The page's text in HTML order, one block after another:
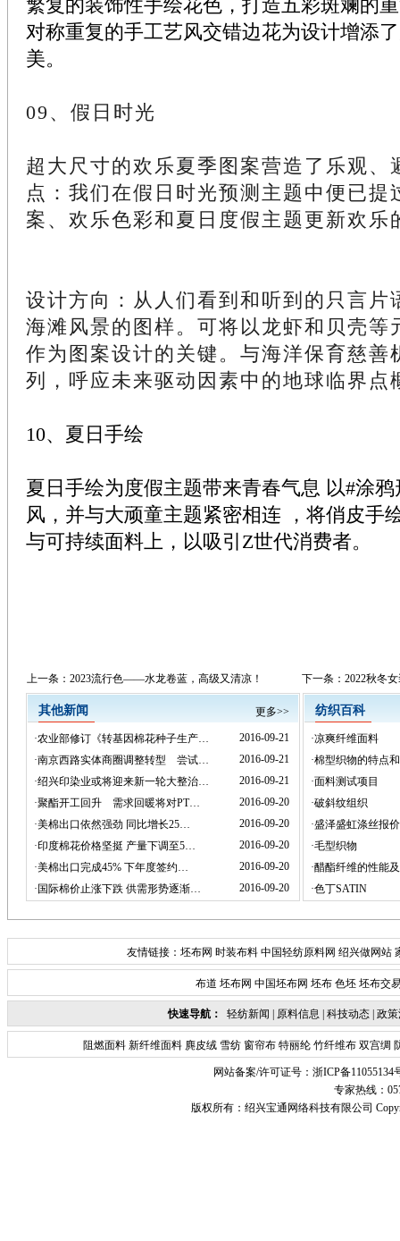
繁复的装饰性手绘花色，打造五彩斑斓的
对称重复的手工艺风交错边花为设计增添
美。
09、假日时光
超大尺寸的欢乐夏季图案营造了乐观、
点：我们在假日时光预测主题中便已提
案、欢乐色彩和夏日度假主题更新欢乐
设计方向：从人们看到和听到的只言片
海滩风景的图样。可将以龙虾和贝壳等
作为图案设计的关键。与海洋保育慈善
列，呼应未来驱动因素中的地球临界点
10、夏日手绘
夏日手绘为度假主题带来青春气息 以#涂
风，并与大顽童主题紧密相连 ，将俏皮手
与可持续面料上，以吸引Z世代消费者。
上一条： 2023流行色——水龙卷蓝，高级又清凉！ 下一条： 2022秋冬
其他新闻 更多>>
·农业部修订《转基因棉花种子生产…
2016-09-21
·南京西路实体商圈调整转型 尝试…
2016-09-21
·绍兴印染业或将迎来新一轮大整治…
2016-09-21
·聚酯开工回升 需求回暖将对PT…
2016-09-20
·美棉出口依然强劲 同比增长25…
2016-09-20
·印度棉花价格坚挺 产量下调至5…
2016-09-20
·美棉出口完成45% 下年度签约…
2016-09-20
· 国际棉价止涨下跌 供需形势逐渐… 2016-09-20
纺织百科
·凉爽纤维面料
·棉型织物的特点
·面料测试项目
·破斜纹组织
·盛泽盛虹涤丝报
·毛型织物
·醋酯纤维的性能
·色丁SATIN
友情链接： 坯布网 时装布料 中国轻纺原料网 绍兴做网站
布道 坯布网 中国坯布网 坯布 色坯 坯布交
快速导航： 轻纺新闻 原料信息 科技动态| 政
阻燃面料新纤维面料麂皮绒雪纺窗帘布特丽纶竹纤维布双宫绸
网站备案/许可证号： 浙ICP备11055134
专家热线：
版权所有： 绍兴宝通网络科技有限公司